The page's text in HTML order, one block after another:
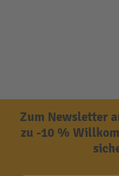
Zum Newsletter
zu -10 %